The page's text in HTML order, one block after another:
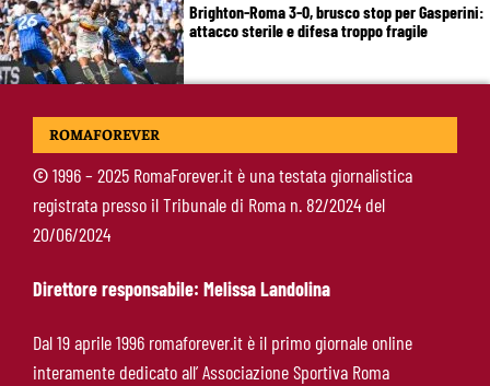
Brighton-Roma 3-0, brusco stop per Gasperini:
attacco sterile e difesa troppo fragile
McKennie sorprende tutti: “Il mio idolo era
Molina-Roma, arrivo oggi: il passaporto può
sbloccare un altro colpo
ROMAFOREVER
©1996 – 2025 RomaForever.it è una testata giornalistica
registrata presso il Tribunale di Roma n. 82/2024 del
20/06/2024
Direttore responsabile: Melissa Landolina
Dal 19 aprile 1996 romaforever.it è il primo giornale online
interamente dedicato all’ Associazione Sportiva Roma